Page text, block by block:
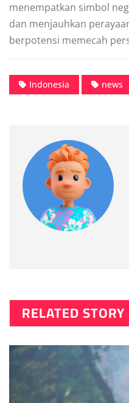
menempatkan simbol
dan menjauhkan
berpotensi memecah
Indonesia news
RELATED STORY